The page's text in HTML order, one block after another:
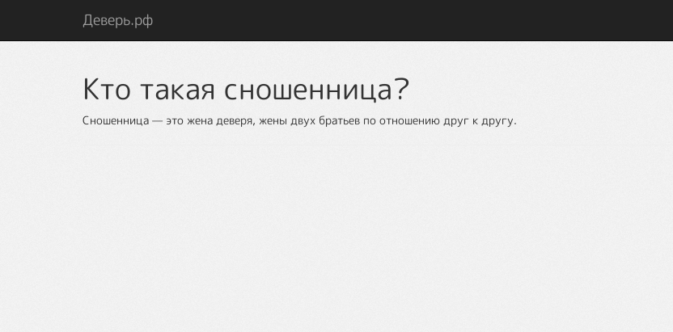
Деверь.рф
Кто такая сношенница?
Сношенница — это жена деверя, жены двух братьев по отношению друг к другу.